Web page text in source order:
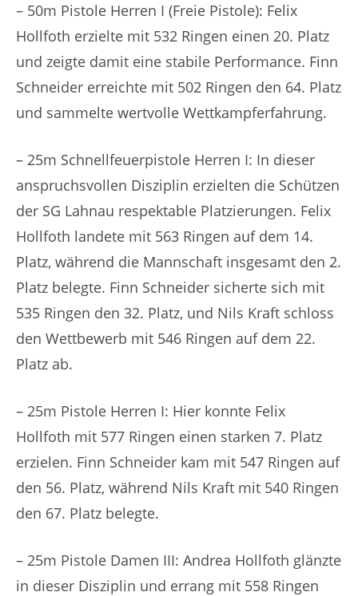
– 50m Pistole Herren I (Freie Pistole): Felix
Hollfoth erzielte mit 532 Ringen einen 20. Platz
und zeigte damit eine stabile Performance. Finn
Schneider erreichte mit 502 Ringen den 64. Platz
und sammelte wertvolle Wettkampferfahrung.
– 25m Schnellfeuerpistole Herren I: In dieser
anspruchsvollen Disziplin erzielten die Schützen
der SG Lahnau respektable Platzierungen. Felix
Hollfoth landete mit 563 Ringen auf dem 14.
Platz, während die Mannschaft insgesamt den 2.
Platz belegte. Finn Schneider sicherte sich mit
535 Ringen den 32. Platz, und Nils Kraft schloss
den Wettbewerb mit 546 Ringen auf dem 22.
Platz ab.
– 25m Pistole Herren I: Hier konnte Felix
Hollfoth mit 577 Ringen einen starken 7. Platz
erzielen. Finn Schneider kam mit 547 Ringen auf
den 56. Platz, während Nils Kraft mit 540 Ringen
den 67. Platz belegte.
– 25m Pistole Damen III: Andrea Hollfoth glänzte
in dieser Disziplin und errang mit 558 Ringen